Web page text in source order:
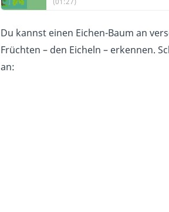
Du kannst einen Eichen-Baum an
Früchten – den Eicheln – erkennen.
an: